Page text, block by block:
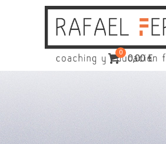
0
0,00 €